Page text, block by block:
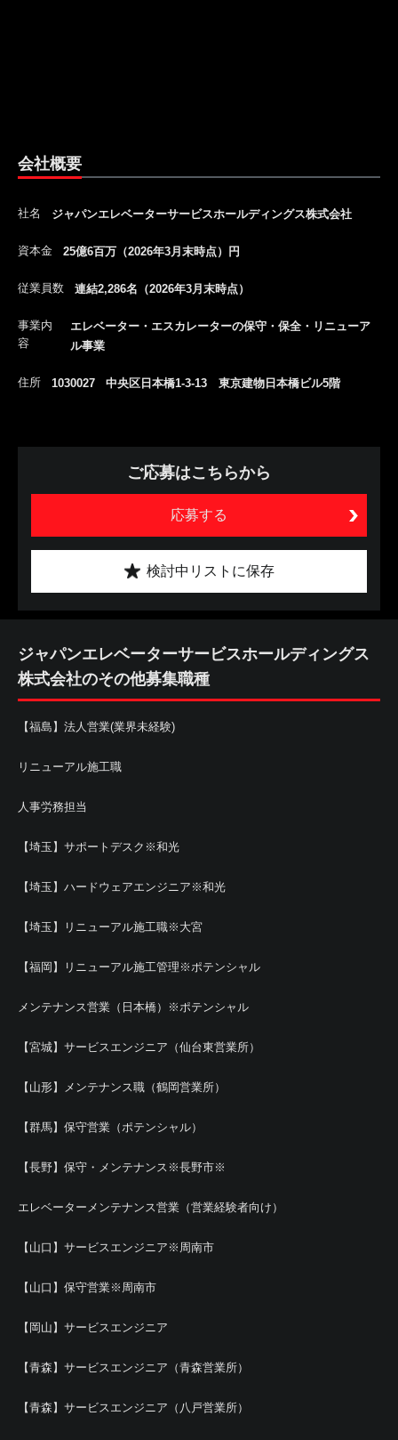
会社概要
社名 ジャパンエレベーターサービスホールディングス株式会社
資本金 25億6百万（2026年3月末時点）円
従業員数 連結2,286名（2026年3月末時点）
事業内
容
エレベーター・エスカレーターの保守・保全・リニューア
ル事業
住所 1030027 中央区日本橋1-3-13 東京建物日本橋ビル5階
ご応募はこちらから
応募する
検討中リストに保存
ジャパンエレベーターサービスホールディングス
株式会社のその他募集職種
【福島】法人営業(業界未経験)
リニューアル施工職
人事労務担当
【埼玉】サポートデスク※和光
【埼玉】ハードウェアエンジニア※和光
【埼玉】リニューアル施工職※大宮
【福岡】リニューアル施工管理※ポテンシャル
メンテナンス営業（日本橋）※ポテンシャル
【宮城】サービスエンジニア（仙台東営業所）
【山形】メンテナンス職（鶴岡営業所）
【群馬】保守営業（ポテンシャル）
【長野】保守・メンテナンス※長野市※
エレベーターメンテナンス営業（営業経験者向け）
【山口】サービスエンジニア※周南市
【山口】保守営業※周南市
【岡山】サービスエンジニア
【青森】サービスエンジニア（青森営業所）
【青森】サービスエンジニア（八戸営業所）